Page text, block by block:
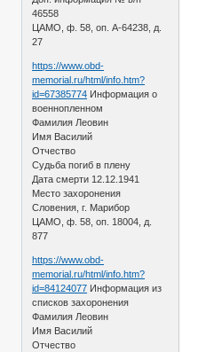
46558
ЦАМО, ф. 58, оп. A-64238, д.
27
https://www.obd-
memorial.ru/html/info.htm?
id=67385774 Информация о
военнопленном
Фамилия Леовин
Имя Василий
Отчество
Судьба погиб в плену
Дата смерти 12.12.1941
Место захоронения
Словения, г. Марибор
ЦАМО, ф. 58, оп. 18004, д.
877
https://www.obd-
memorial.ru/html/info.htm?
id=84124077 Информация из
списков захоронения
Фамилия Леовин
Имя Василий
Отчество